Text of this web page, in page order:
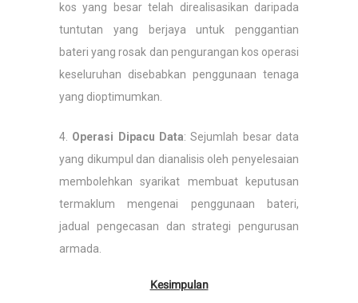
kos yang besar telah direalisasikan daripada
tuntutan yang berjaya untuk penggantian
bateri yang rosak dan pengurangan kos operasi
keseluruhan disebabkan penggunaan tenaga
yang dioptimumkan.
4. Operasi Dipacu Data: Sejumlah besar data
yang dikumpul dan dianalisis oleh penyelesaian
membolehkan syarikat membuat keputusan
termaklum mengenai penggunaan bateri,
jadual pengecasan dan strategi pengurusan
armada.
Kesimpulan